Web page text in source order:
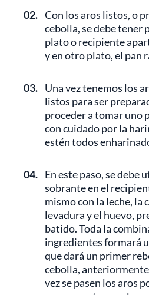
02. Con los aros listos, o
cebolla, se debe tener
plato o recipiente
y en otro plato, el pan
03. Una vez tenemos los
listos para ser
proceder a tomar uno
con cuidado por la
estén todos
04. En este paso, se debe
sobrante en el
mismo con la leche, la
levadura y el huevo,
batido. Toda la
ingredientes formará
que dará un primer
cebolla,
vez se pasen los aros